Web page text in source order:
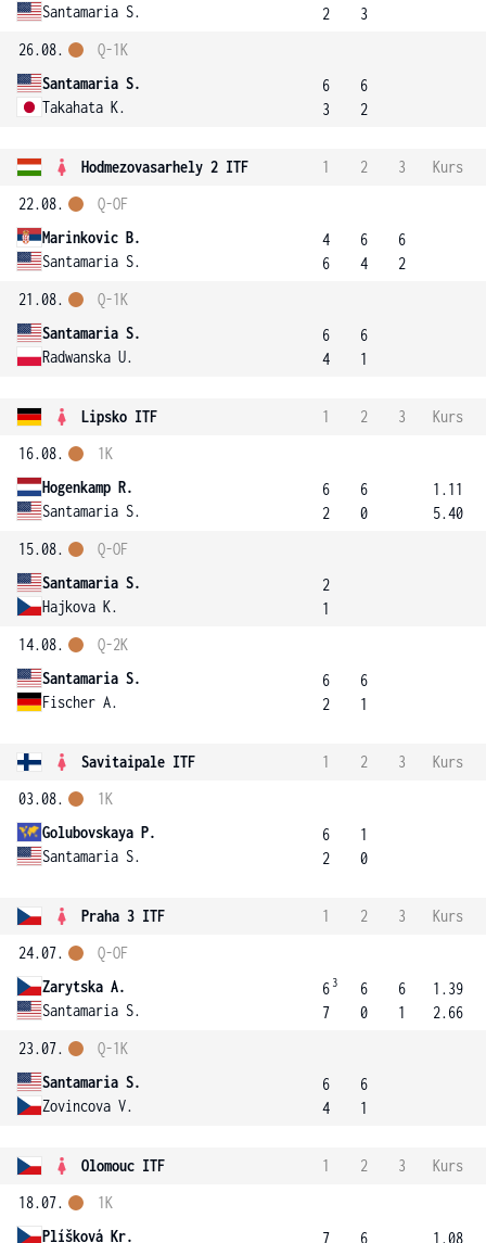
Santamaria S.
2
3
26.08.
Santamaria S.
Takahata K.
Q-1K
6
3
6
2
Hodmezovasarhely 2 ITF 1 2 3
Kurs
22.08.
Marinkovic B.
Santamaria S.
Q-OF
4
6
6
4
6
2
21.08.
Santamaria S.
Radwanska U.
Q-1K
6
4
6
1
Lipsko ITF 1 2 3
Kurs
16.08.
Hogenkamp R.
Santamaria S.
1K
6
2
6
0
1.11
5.40
15.08.
Santamaria S.
Hajkova K.
Q-OF
2
1
14.08.
Santamaria S.
Fischer A.
Q-2K
6
2
6
1
Savitaipale ITF 1 2 3
Kurs
03.08.
Golubovskaya P.
Santamaria S.
1K
6
2
1
0
Praha 3 ITF 1 2 3
Kurs
24.07.
Zarytska A.
Santamaria S.
Q-OF
6 3
7
6
0
6
1
1.39
2.66
23.07.
Santamaria S.
Zovincova V.
Q-1K
6
4
6
1
Olomouc ITF 1 2 3
Kurs
18.07.
Plíšková Kr.
1K
7
6
1.08